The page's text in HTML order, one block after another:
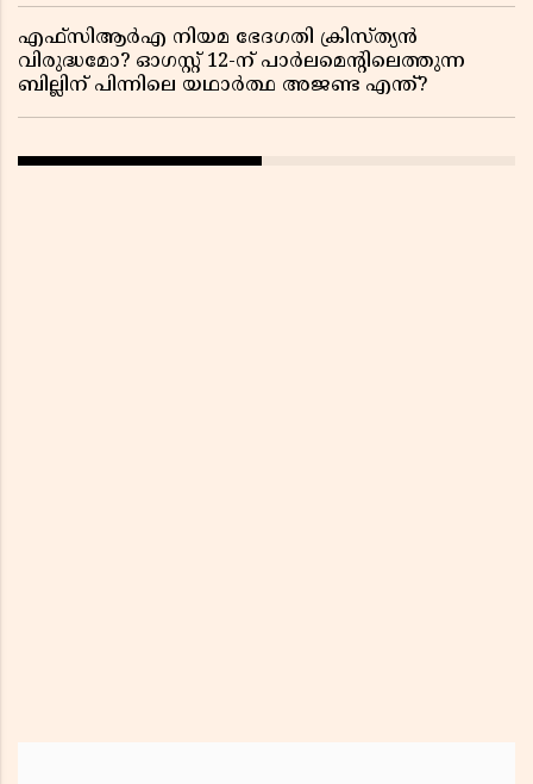
എഫ്സിആർഎ നിയമ ഭേദഗതി ക്രിസ്ത്യൻ
വിരുദ്ധമോ? ഓഗസ്റ്റ് 12-ന് പാർലമെന്റിലെത്തുന്ന
ബില്ലിന് പിന്നിലെ യഥാർത്ഥ അജണ്ട എന്ത്?